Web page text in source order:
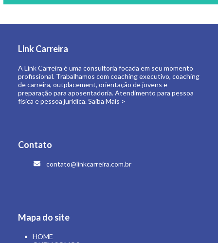
física e pessoa jurídica.
Contato
Mapa do site
E-BOOKS
ARTIGOS
ÁREA RESTRITA